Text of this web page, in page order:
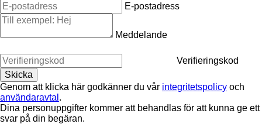
E-postadress
Meddelande
Verifieringskod
Genom att klicka här godkänner du vår integritetspolicy och
användaravtal .
Dina personuppgifter kommer att behandlas för att kunna ge ett
svar på din begäran.